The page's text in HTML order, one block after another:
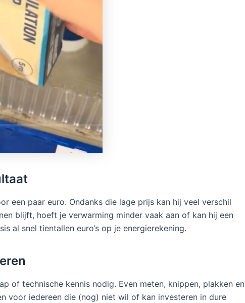
een paar euro. Ondanks die lage prijs kan hij veel verschil
blijft, hoeft je verwarming minder vaak aan of kan hij een
al snel tientallen euro’s op je energierekening.
of technische kennis nodig. Even meten, knippen, plakken en
voor iedereen die (nog) niet wil of kan investeren in dure